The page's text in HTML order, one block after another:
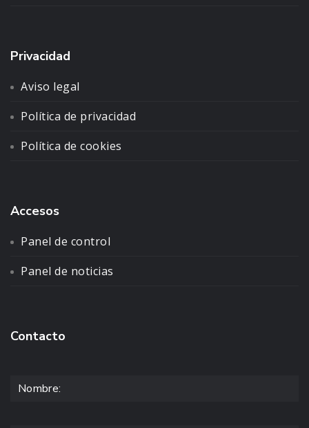
Privacidad
Aviso legal
Política de privacidad
Política de cookies
Accesos
Panel de control
Panel de noticias
Contacto